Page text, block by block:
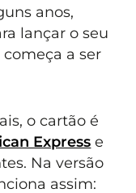
anos,
lançar o seu
a ser
o cartão é
Express e
Na versão
assim: